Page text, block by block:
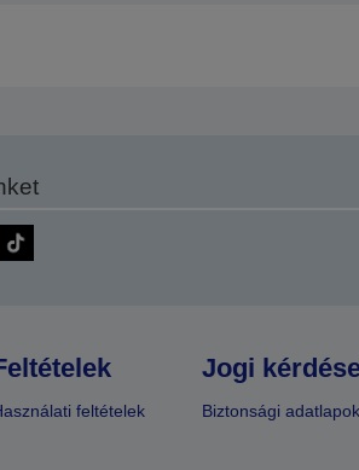
feltételek
Jogi
Biztonsági adatlapok